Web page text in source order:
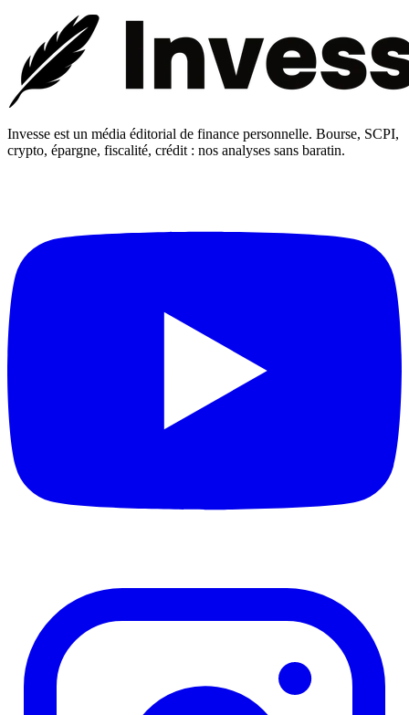
Invesse est un média éditorial de finance personnelle. Bourse, SCPI,
crypto, épargne, fiscalité, crédit : nos analyses sans baratin.